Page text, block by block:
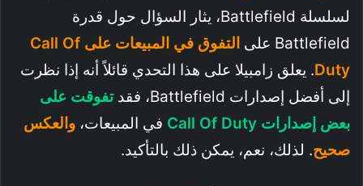
لسلسلة Battlefield، يثار السؤال حول قدرة
Battlefield على
التفوق في المبيعات على Call Of
Duty. يعلق زامبيلا على هذا التحدي قائلاً أنه إذا نظرت
إلى أفضل إصدارات Battlefield، فقد
تفوقت على
بعض إصدارات Call Of Duty
في المبيعات، والعكس
صحيح. لذلك، نعم، يمكن ذلك بالتأكيد.